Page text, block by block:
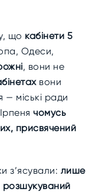
що кабінети 5
Одеси,
, вони не
вони
— міські ради
чомусь
присвячений
з’ясували: лише
розшукуваний